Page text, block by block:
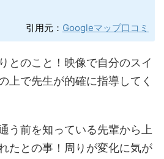
引用元： Googleマップ口コミ
とのこと！映像で自分のスイ
上で先生が的確に指導してく
う前を知っている先輩から上
たとの事！周りが変化に気が